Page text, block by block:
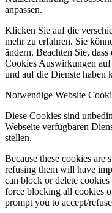
anpassen.
Klicken Sie auf die
mehr zu erfahren. Sie
ändern. Beachten Sie,
Cookies Auswirkungen
und auf die Dienste haben
Notwendige Website
Diese Cookies sind
Webseite verfügbaren
stellen.
Because these cookies are
refusing them will have
can block or delete
force blocking all cookies
prompt you to accept/